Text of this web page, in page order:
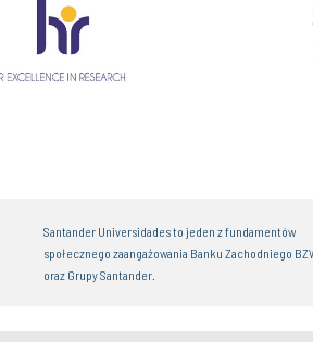
Santander Universidades to jeden z fundamentów
społecznego zaangażowania Banku Zachodniego
oraz Grupy Santander.